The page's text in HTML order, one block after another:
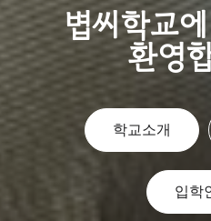
볍씨학교
환영
학교소개
입학